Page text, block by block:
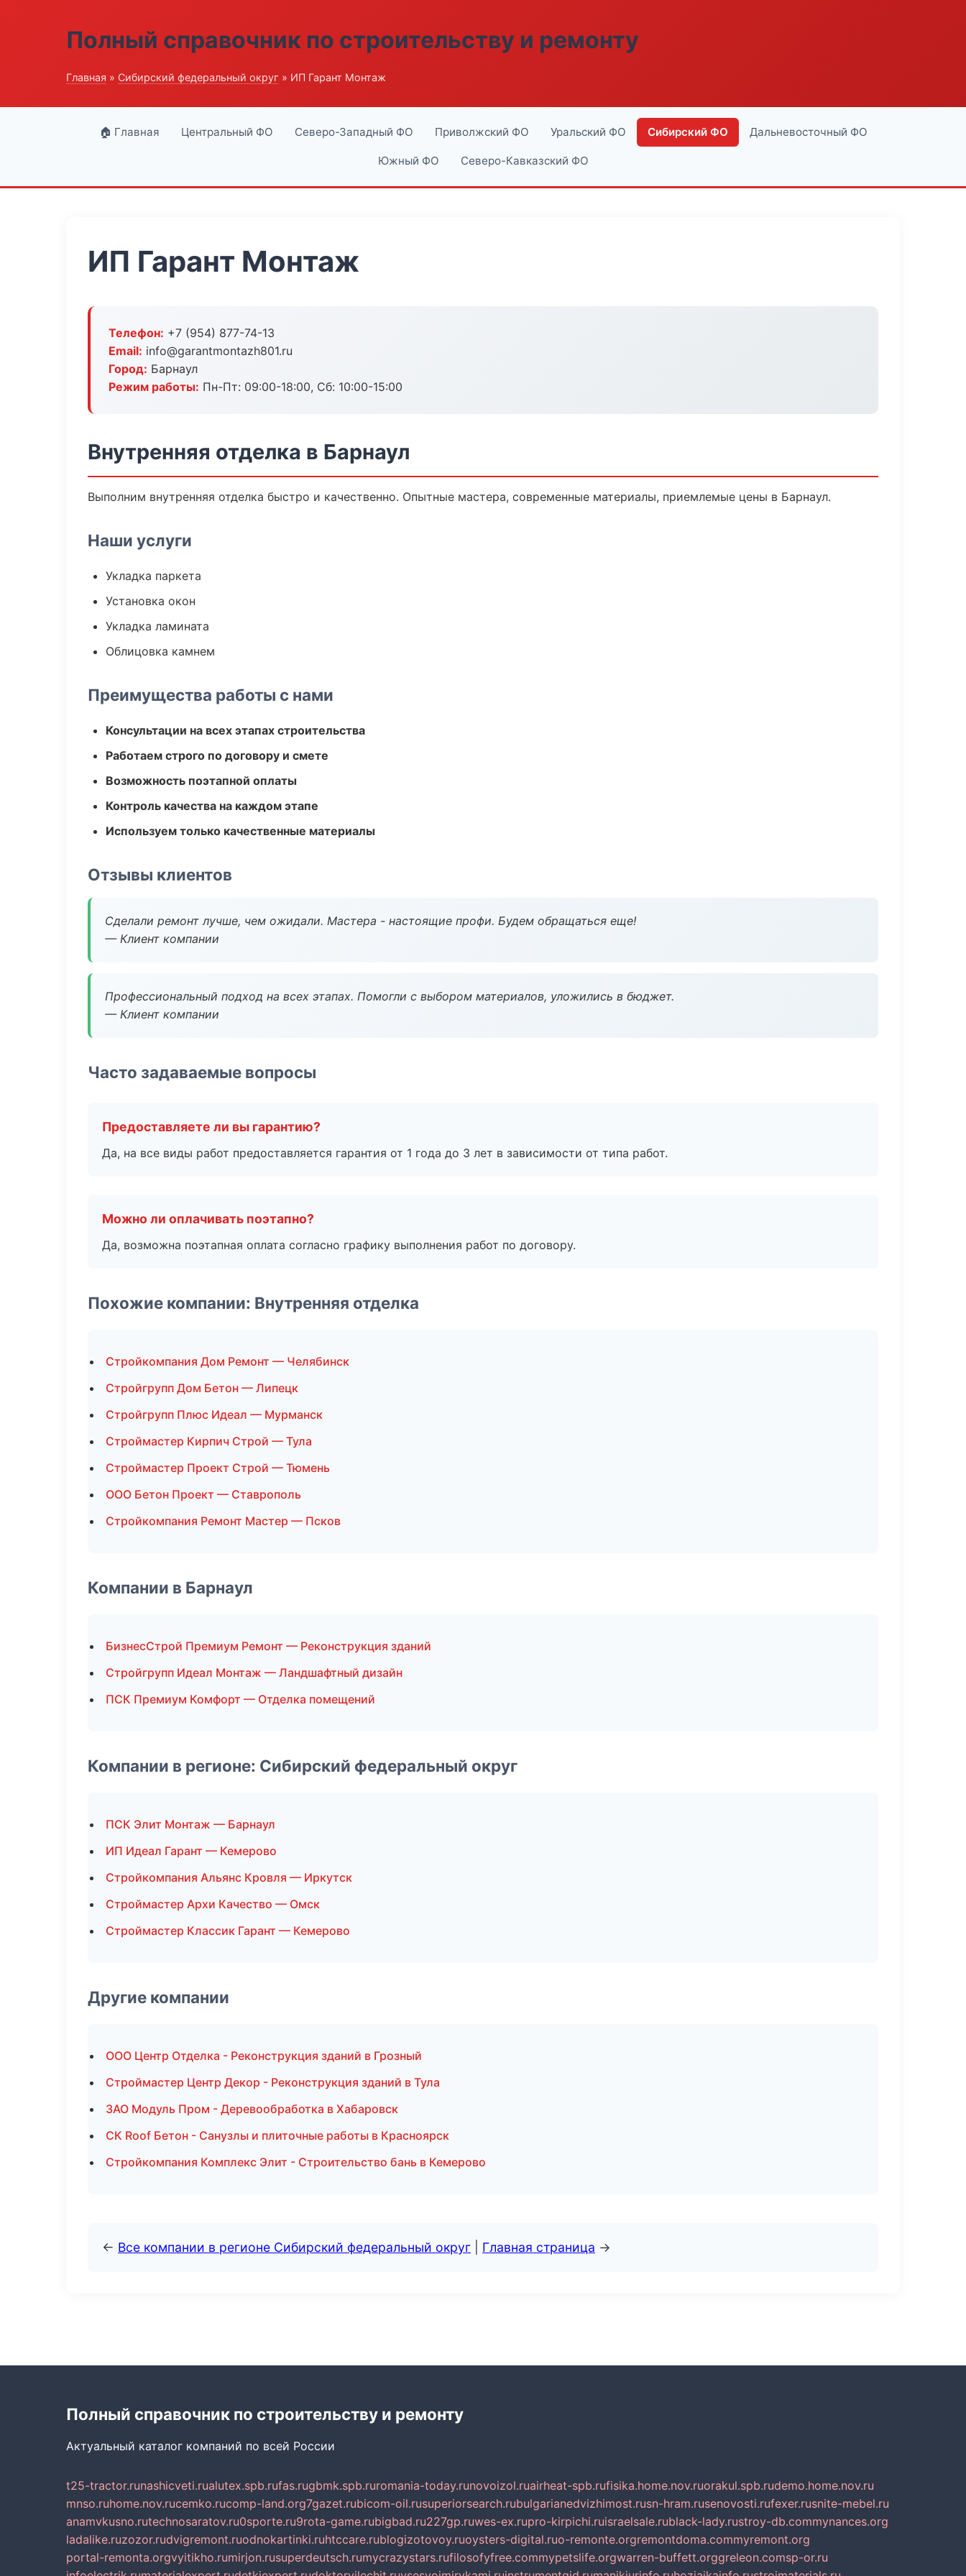
Полный справочник по строительству и ремонту
Главная » Сибирский федеральный округ » ИП Гарант Монтаж
🏠 Главная Центральный ФО Северо-Западный ФО Приволжский ФО Уральский ФО Сибирский ФО Дальневосточный ФО
Южный ФО Северо-Кавказский ФО
ИП Гарант Монтаж
Телефон: +7 (954) 877-74-13
Email: info@garantmontazh801.ru
Город: Барнаул
Режим работы: Пн-Пт: 09:00-18:00, Сб: 10:00-15:00
Внутренняя отделка в Барнаул
Выполним внутренняя отделка быстро и качественно. Опытные мастера, современные материалы, приемлемые цены в Барнаул.
Наши услуги
Укладка паркета
Установка окон
Укладка ламината
Облицовка камнем
Преимущества работы с нами
Консультации на всех этапах строительства
Работаем строго по договору и смете
Возможность поэтапной оплаты
Контроль качества на каждом этапе
Используем только качественные материалы
Отзывы клиентов
Сделали ремонт лучше, чем ожидали. Мастера - настоящие профи. Будем обращаться еще!
— Клиент компании
Профессиональный подход на всех этапах. Помогли с выбором материалов, уложились в бюджет.
— Клиент компании
Часто задаваемые вопросы
Предоставляете ли вы гарантию?
Да, на все виды работ предоставляется гарантия от 1 года до 3 лет в зависимости от типа работ.
Можно ли оплачивать поэтапно?
Да, возможна поэтапная оплата согласно графику выполнения работ по договору.
Похожие компании: Внутренняя отделка
Стройкомпания Дом Ремонт — Челябинск
Стройгрупп Дом Бетон — Липецк
Стройгрупп Плюс Идеал — Мурманск
Строймастер Кирпич Строй — Тула
Строймастер Проект Строй — Тюмень
ООО Бетон Проект — Ставрополь
Стройкомпания Ремонт Мастер — Псков
Компании в Барнаул
БизнесСтрой Премиум Ремонт — Реконструкция зданий
Стройгрупп Идеал Монтаж — Ландшафтный дизайн
ПСК Премиум Комфорт — Отделка помещений
Компании в регионе: Сибирский федеральный округ
ПСК Элит Монтаж — Барнаул
ИП Идеал Гарант — Кемерово
Стройкомпания Альянс Кровля — Иркутск
Строймастер Архи Качество — Омск
Строймастер Классик Гарант — Кемерово
Другие компании
ООО Центр Отделка - Реконструкция зданий в Грозный
Строймастер Центр Декор - Реконструкция зданий в Тула
ЗАО Модуль Пром - Деревообработка в Хабаровск
СК Roof Бетон - Санузлы и плиточные работы в Красноярск
Стройкомпания Комплекс Элит - Строительство бань в Кемерово
← Все компании в регионе Сибирский федеральный округ Главная страница →
Полный справочник по строительству и ремонту
Актуальный каталог компаний по всей России
t25-tractor.runashicveti.rualutex.spb.rufas.rugbmk.spb.ruromania-today.runovoizol.ruairheat-spb.rufisika.home.nov.ruorakul.spb.rudemo.home.nov.ru
mnso.ruhome.nov.rucemko.rucomp-land.org7gazet.rubicom-oil.rusuperiorsearch.rubulgarianedvizhimost.rusn-hram.rusenovosti.rufexer.rusnite-mebel.ru
anamvkusno.rutechnosaratov.ru0sporte.ru9rota-game.rubigbad.ru227gp.ruwes-ex.rupro-kirpichi.ruisraelsale.rublack-lady.rustroy-db.commynances.org
ladalike.ruzozor.rudvigremont.ruodnokartinki.ruhtccare.rublogizotovoy.ruoysters-digital.ruo-remonte.orgremontdoma.commyremont.org
portal-remonta.orgvyitikho.rumirjon.rusuperdeutsch.rumycrazystars.rufilosofyfree.commypetslife.orgwarren-buffett.orggreleon.comsp-or.ru